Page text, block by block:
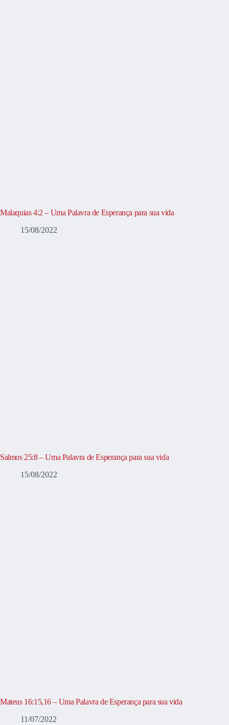
Malaquias 4:2 – Uma Palavra de Esperança para sua vida
15/08/2022
Salmos 25:8 – Uma Palavra de Esperança para sua vida
15/08/2022
Mateus 16:15,16 – Uma Palavra de Esperança para sua vida
11/07/2022